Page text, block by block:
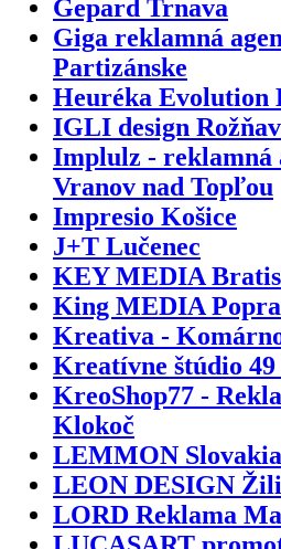
Gepard Trnava
Giga reklamná
Partizánske
Heuréka Evolution
IGLI design
Implulz - reklamná
Vranov nad Topľou
Impresio Košice
J+T Lučenec
KEY MEDIA
King MEDIA
Kreativa -
Kreatívne štúdio 49
KreoShop77 -
Klokoč
LEMMON
LEON DESIGN
LORD Reklama